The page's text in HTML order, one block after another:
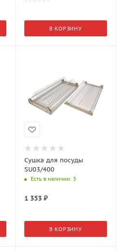
В КОРЗИНУ
Сушка для посуды
SU03/400
Есть в наличии: 3
1 353₽
В КОРЗИНУ